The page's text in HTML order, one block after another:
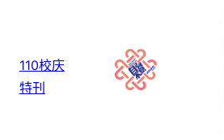
110校庆
特刊